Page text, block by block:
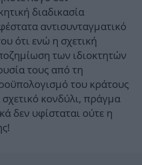
διαδικασία
αντισυνταγματικό
ότι ενώ η σχετική
των ιδιοκτητών
τους από τη
του κράτους
κονδύλι, πράγμα
δεν υφίσταται ούτε η